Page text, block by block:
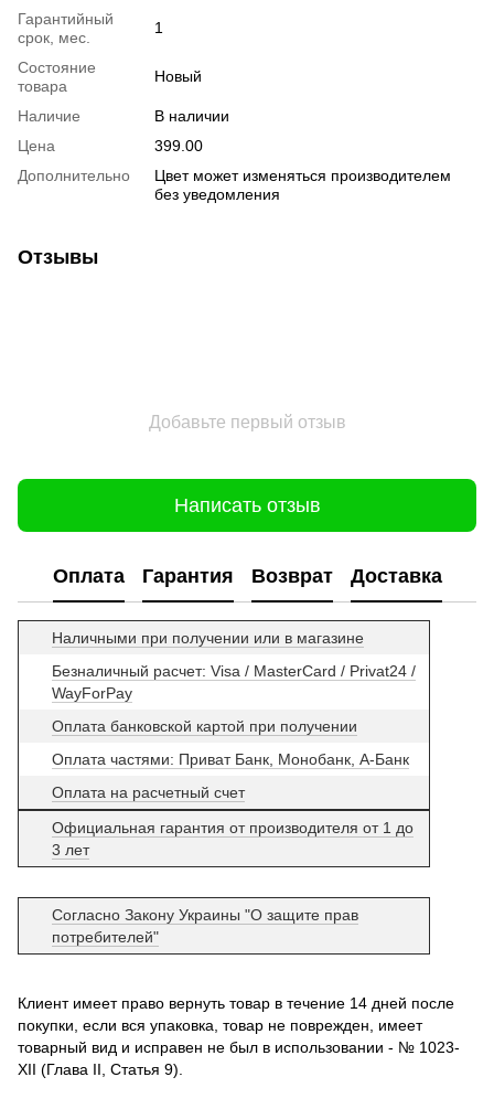
Гарантийный
срок, мес.
1
Состояние
товара
Новый
Наличие
В наличии
Цена
399.00
Дополнительно
Цвет может изменяться производителем
без уведомления
Отзывы
Добавьте первый отзыв
Написать отзыв
Оплата Гарантия Возврат Доставка
Наличными при получении или в магазине
Безналичный расчет: Visa / MasterCard / Privat24 /
WayForPay
Оплата банковской картой при получении
Оплата частями: Приват Банк, Монобанк, А-Банк
Оплата на расчетный счет
Официальная гарантия от производителя от 1 до
3 лет
Согласно Закону Украины "О защите прав
потребителей"
Клиент имеет право вернуть товар в течение 14 дней после
покупки, если вся упаковка, товар не поврежден, имеет
товарный вид и исправен не был в использовании - № 1023-
XII (Глава II, Статья 9).